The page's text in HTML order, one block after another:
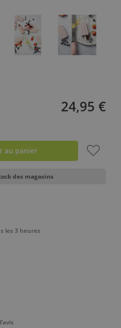
24,95 €
au panier
des magasins
les 3 heures